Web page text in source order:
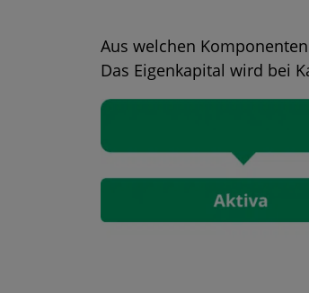
Aus welchen
Das Eigenkapital wird bei